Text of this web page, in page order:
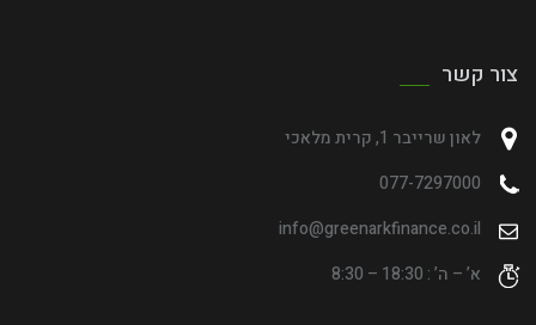
צור קשר
לאון שרייבר 1, קרית מלאכי
077-7297000
info@greenarkfinance.co.il
א’ – ה’ : 18:30 – 8:30